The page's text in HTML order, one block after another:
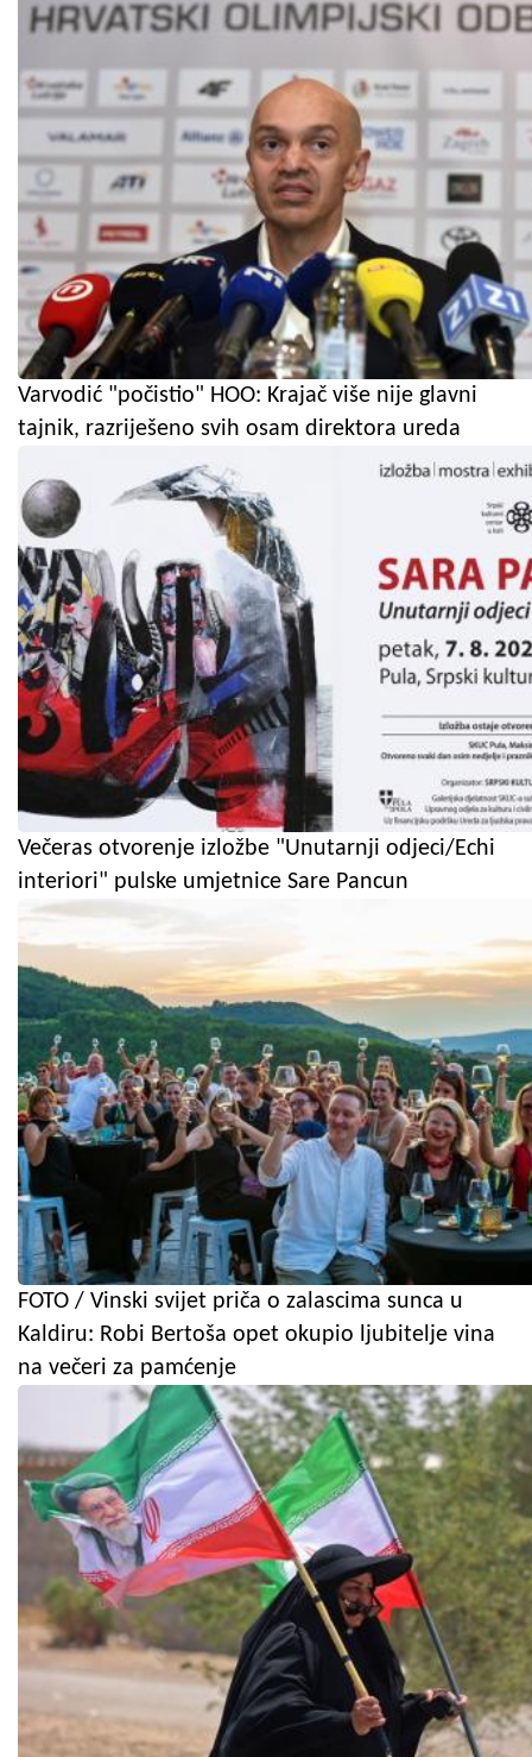
Varvodić "počistio" HOO: Krajač više nije glavni
tajnik, razriješeno svih osam direktora ureda
Večeras otvorenje izložbe "Unutarnji odjeci/Echi
interiori" pulske umjetnice Sare Pancun
FOTO / Vinski svijet priča o zalascima sunca u
Kaldiru: Robi Bertoša opet okupio ljubitelje vina
na večeri za pamćenje